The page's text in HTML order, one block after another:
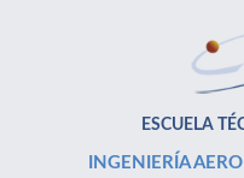
ESCUELA
INGENIERÍA